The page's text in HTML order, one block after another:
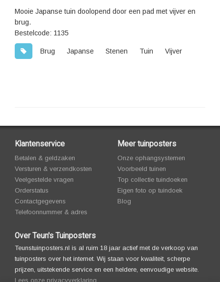
Mooie Japanse tuin doolopend door een pad met vijver en
brug.
Bestelcode: 1135
Brug Japanse Stenen Tuin Vijver
Klantenservice
Betalen & geldzaken
Versturen & verzendkosten
Veelgestelde vragen
Orderstatus
Contactgegevens
Telefoonnummer & adres
Meer tuinposters
Onze ophangsystemen
Voorbeeld tuinen
Top collectie tuindoeken
Eigen foto op tuindoek
Blog
Over Teun's Tuinposters
Teunstuinposters.nl is al ruim 18 jaar actief met de verkoop van
tuinposters over het internet. Wij staan voor kwaliteit, scherpe
prijzen, uitstekende service en een heldere, eenvoudige website.
Lees onze privacyverklaring